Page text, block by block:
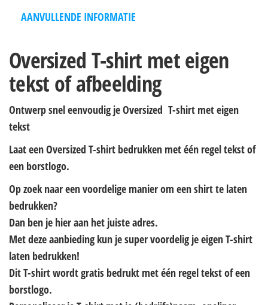
AANVULLENDE INFORMATIE
Oversized T-shirt met eigen
tekst of afbeelding
Ontwerp snel eenvoudig je Oversized T-shirt met eigen
tekst
Laat een Oversized T-shirt bedrukken met één regel tekst of
een borstlogo.
Op zoek naar een voordelige manier om een shirt te laten
bedrukken?
Dan ben je hier aan het juiste adres.
Met deze aanbieding kun je super voordelig je eigen T-shirt
laten bedrukken!
Dit T-shirt wordt gratis bedrukt met één regel tekst of een
borstlogo.